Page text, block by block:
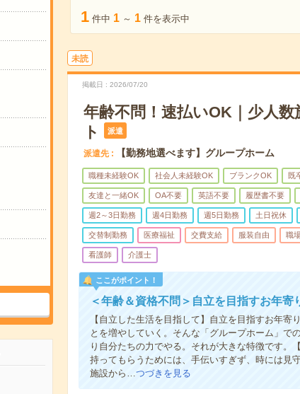
1 件中 1 ～ 1 件を表示中
未読
掲載日 2026/07/20
年齢不問！速払いOK｜少人
ト
派遣
派遣先 【勤務地選べます】グループホーム
職種未経験OK 社会人未経験OK ブランクOK 既
友達と一緒OK OA不要 英語不要 履歴書不要
週2～3日勤務 週4日勤務 週5日勤務 土日祝休
交替制勤務 医療福祉 交費支給 服装自由 職
看護師 介護士
ここがポイント！
＜年齢＆資格不問＞自立を目指すお年寄
【自立した生活を目指して】自立を目指すお年
とを増やしていく。そんな「グループホーム」で
り自分たちの力でやる。それが大きな特徴です。
持ってもらうためには、手伝いすぎず、時には見
施設から…つづきを見る